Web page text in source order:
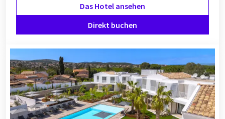
Das Hotel ansehen
Direkt buchen